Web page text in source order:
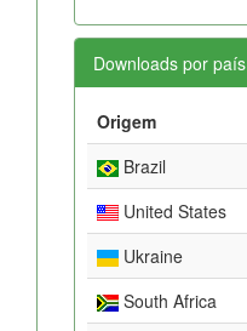
Downloads por país
Origem
Brazil
United States
Ukraine
South Africa